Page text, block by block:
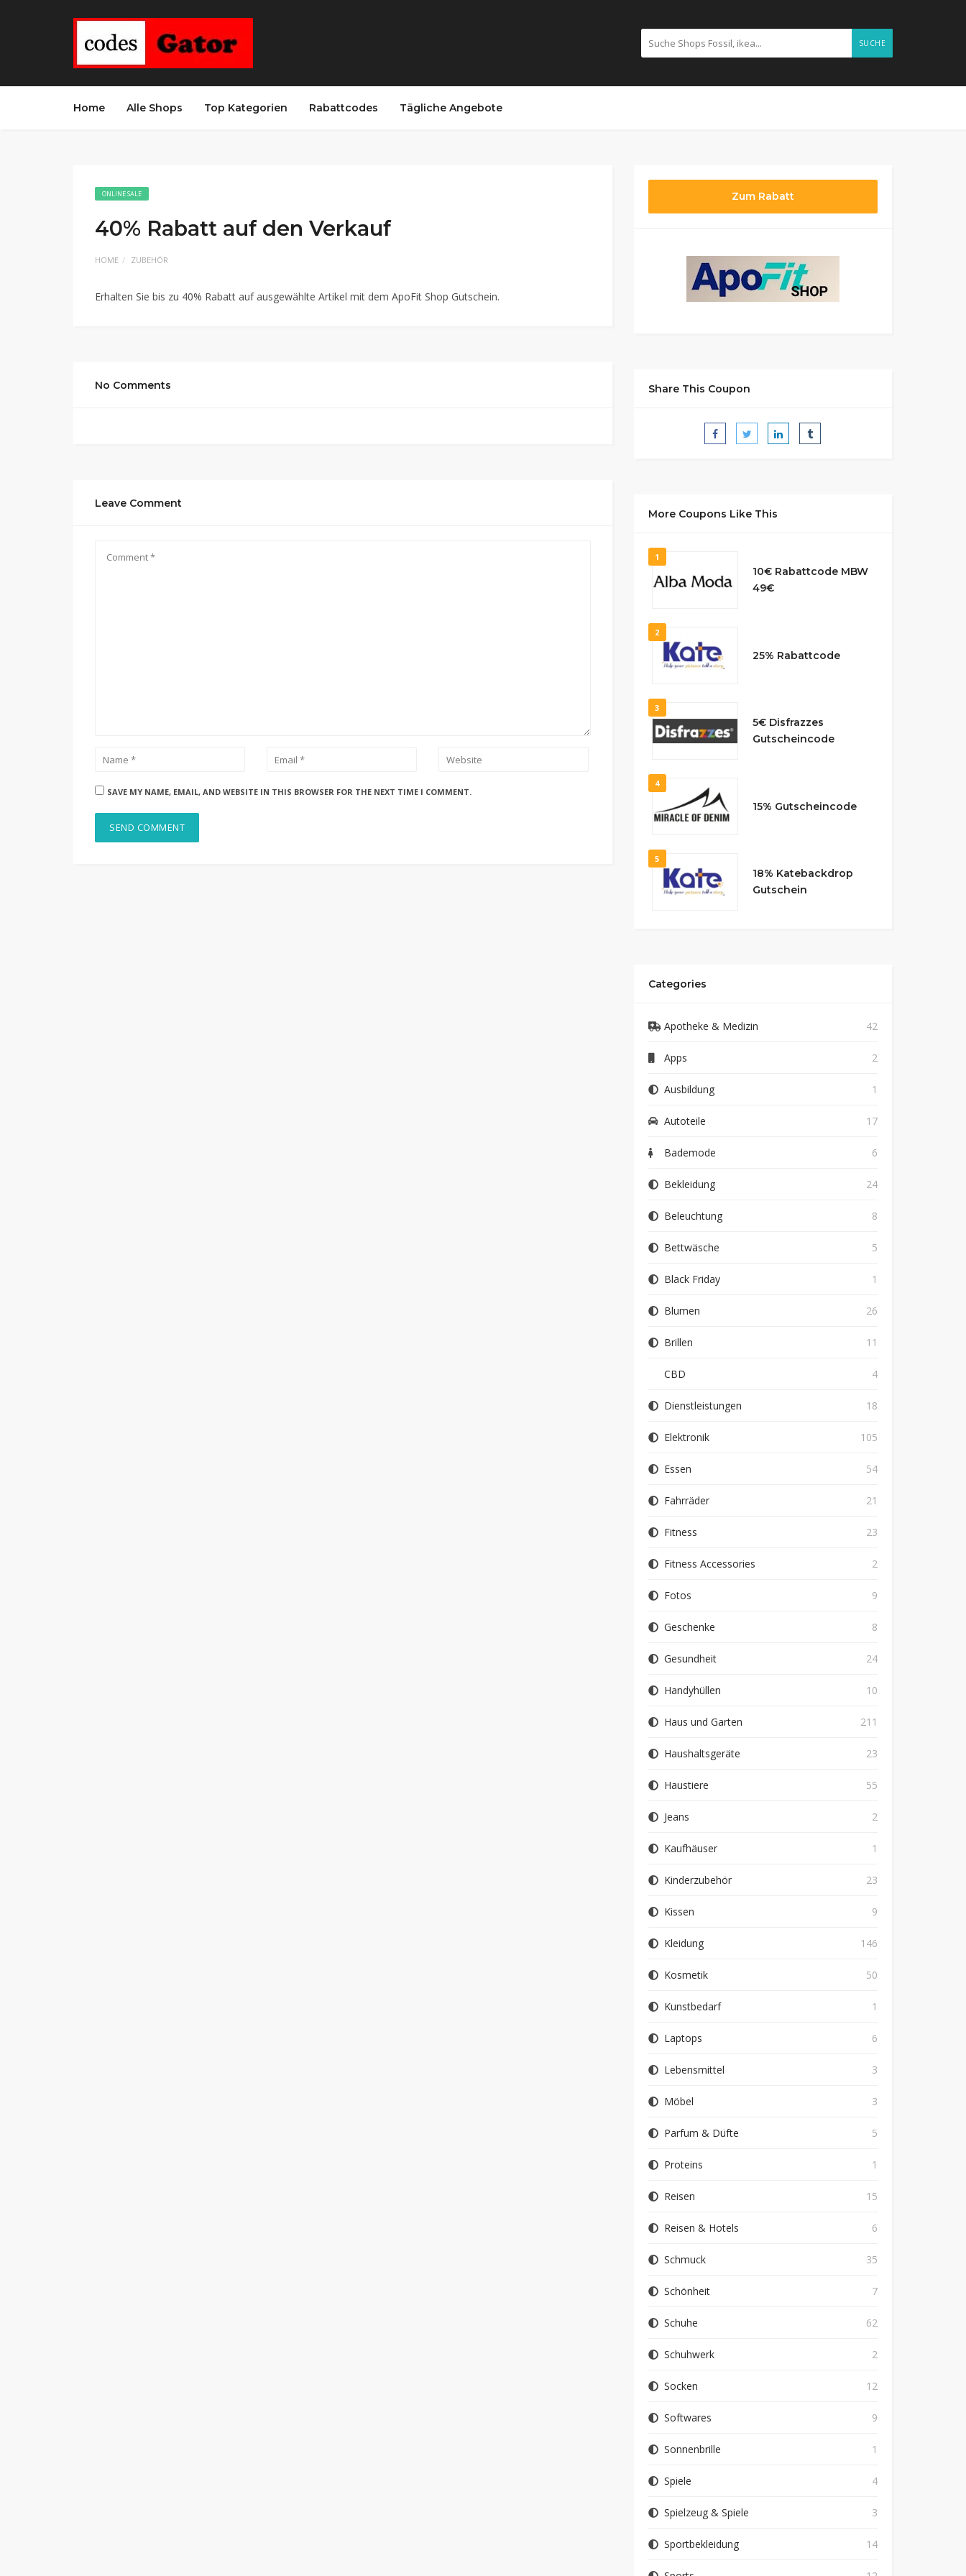
SUCHE
Home Alle Shops Top Kategorien Rabattcodes Tägliche Angebote
ONLINE SALE
40% Rabatt auf den Verkauf
HOME ZUBEHÖR
Erhalten Sie bis zu 40% Rabatt auf ausgewählte Artikel mit dem ApoFit Shop Gutschein.
No Comments
Leave Comment
SAVE MY NAME, EMAIL, AND WEBSITE IN THIS BROWSER FOR THE NEXT TIME I COMMENT.
Zum Rabatt
Share This Coupon
More Coupons Like This
1
10€ Rabattcode MBW
49€
2
25% Rabattcode
3
5€ Disfrazzes
Gutscheincode
4
15% Gutscheincode
5
18% Katebackdrop
Gutschein
Categories
Apotheke & Medizin 42
Apps 2
Ausbildung 1
Autoteile 17
Bademode 6
Bekleidung 24
Beleuchtung 8
Bettwäsche 5
Black Friday 1
Blumen 26
Brillen 11
CBD 4
Dienstleistungen 18
Elektronik 105
Essen 54
Fahrräder 21
Fitness 23
Fitness Accessories 2
Fotos 9
Geschenke 8
Gesundheit 24
Handyhüllen 10
Haus und Garten 211
Haushaltsgeräte 23
Haustiere 55
Jeans 2
Kaufhäuser 1
Kinderzubehör 23
Kissen 9
Kleidung 146
Kosmetik 50
Kunstbedarf 1
Laptops 6
Lebensmittel 3
Möbel 3
Parfum & Düfte 5
Proteins 1
Reisen 15
Reisen & Hotels 6
Schmuck 35
Schönheit 7
Schuhe 62
Schuhwerk 2
Socken 12
Softwares 9
Sonnenbrille 1
Spiele 4
Spielzeug & Spiele 3
Sportbekleidung 14